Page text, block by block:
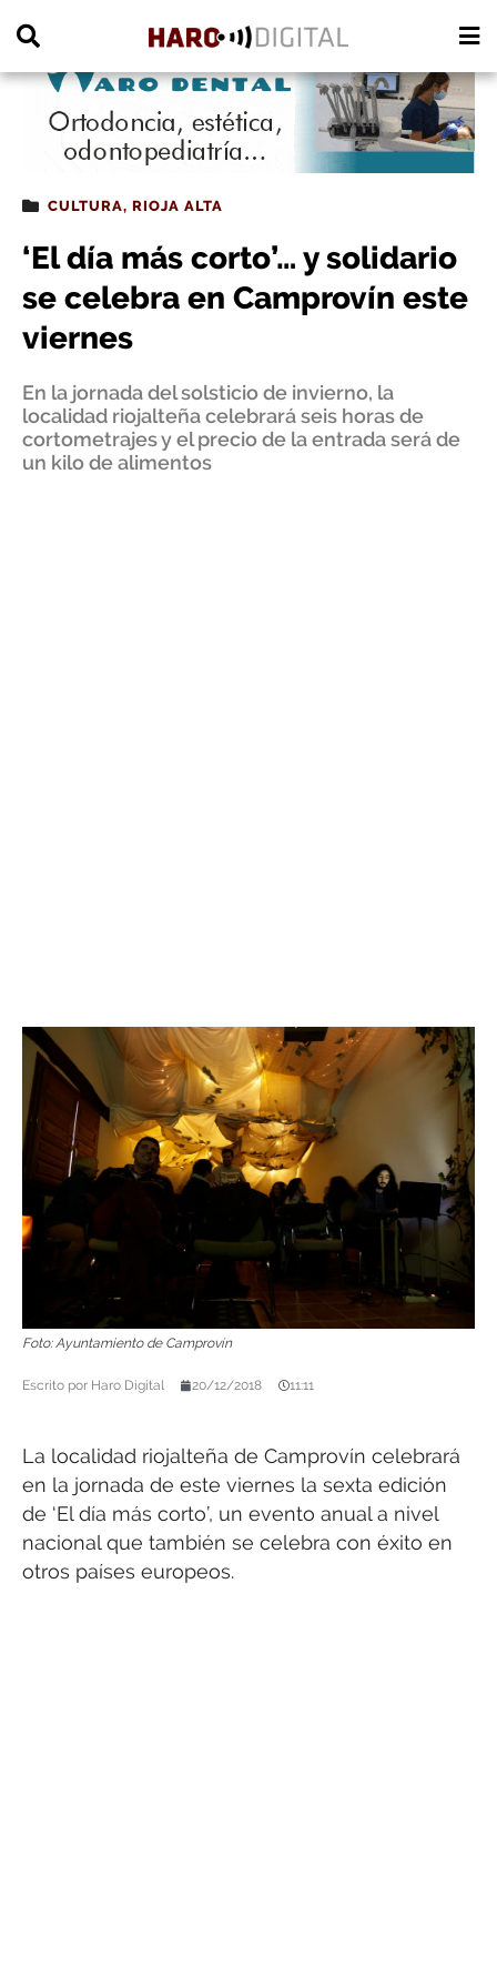
CULTURA, RIOJA ALTA
‘El día más corto’… y solidario
se celebra en Camprovín este
viernes
En la jornada del solsticio de invierno, la
localidad riojalteña celebrará seis horas de
cortometrajes y el precio de la entrada será de
un kilo de alimentos
Foto: Ayuntamiento de Camprovín
Escrito por Haro Digital 20/12/2018 11:11
La localidad riojalteña de Camprovín celebrará
en la jornada de este viernes la sexta edición
de ‘El día más corto’, un evento anual a nivel
nacional que también se celebra con éxito en
otros países europeos.